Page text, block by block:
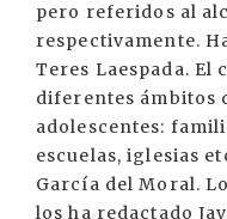
pero referidos al
respectivamente.
Teres Laespada. El
diferentes ámbitos
adolescentes:
escuelas, iglesias
García del Moral.
los ha redactado